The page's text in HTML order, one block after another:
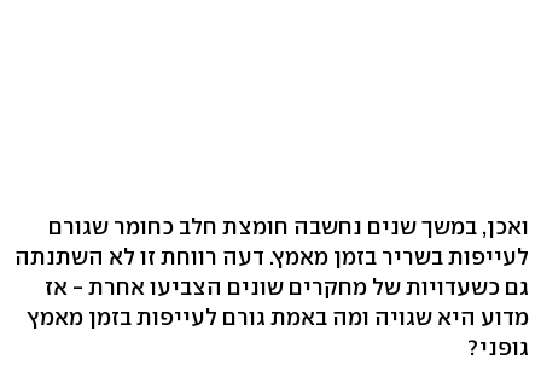
ואכן, במשך שנים נחשבה חומצת חלב כחומר שגורם
לעייפות בשריר בזמן מאמץ. דעה רווחת זו לא השתנתה
גם כשעדויות של מחקרים שונים הצביעו אחרת - אז
מדוע היא שגויה ומה באמת גורם לעייפות בזמן מאמץ
גופני?